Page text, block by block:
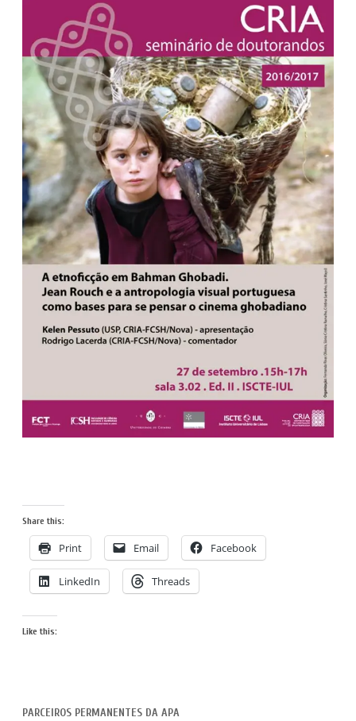
Share this:
Print Email Facebook
LinkedIn Threads
Like this:
PARCEIROS PERMANENTES DA APA